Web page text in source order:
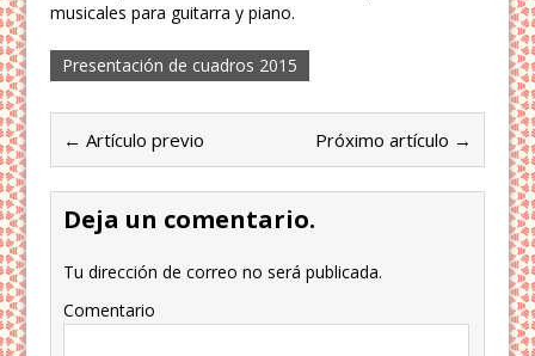
musicales para guitarra y piano.
Presentación de cuadros 2015
← Artículo previo Próximo artículo →
Deja un comentario.
Tu dirección de correo no será publicada.
Comentario